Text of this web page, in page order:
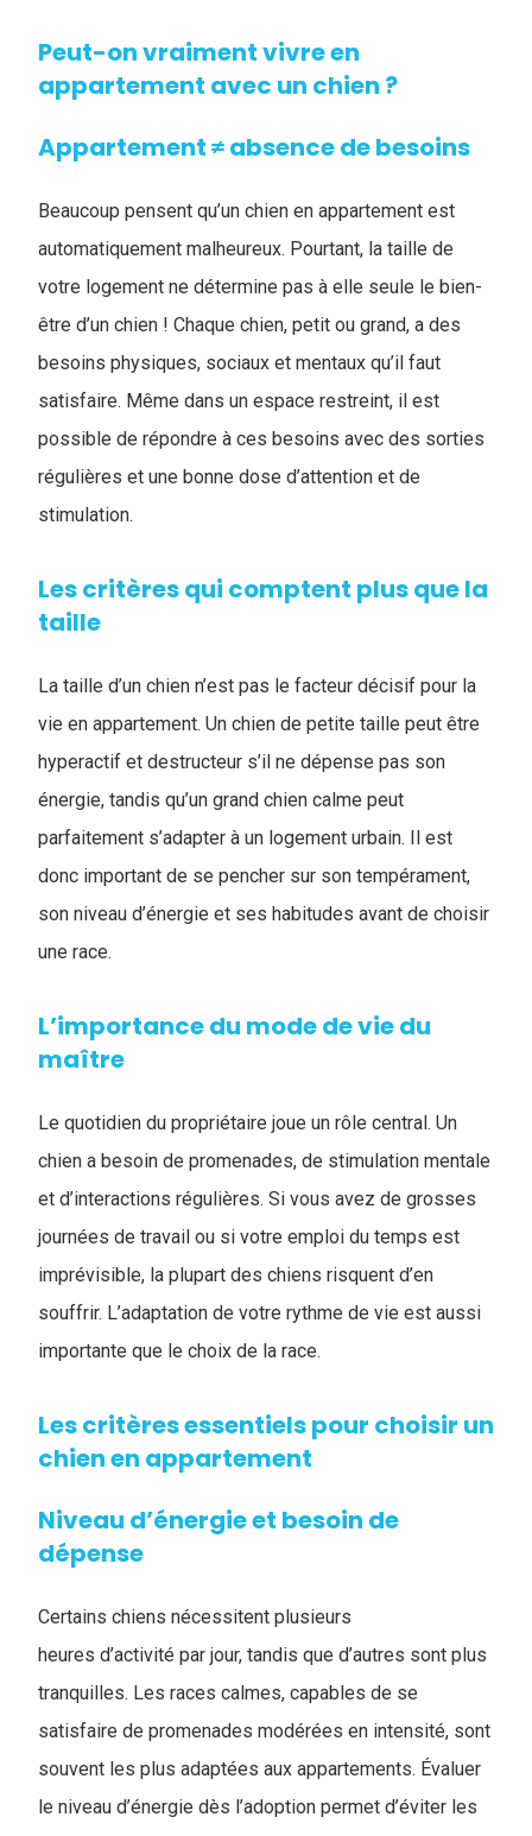
Peut-on vraiment vivre en
appartement avec un chien ?
Appartement ≠ absence de besoins
Beaucoup pensent qu’un chien en appartement est
automatiquement malheureux. Pourtant, la taille de
votre logement ne détermine pas à elle seule le bien-
être d’un chien ! Chaque chien, petit ou grand, a des
besoins physiques, sociaux et mentaux qu’il faut
satisfaire. Même dans un espace restreint, il est
possible de répondre à ces besoins avec des sorties
régulières et une bonne dose d’attention et de
stimulation.
Les critères qui comptent plus que la
taille
La taille d’un chien n’est pas le facteur décisif pour la
vie en appartement. Un chien de petite taille peut être
hyperactif et destructeur s’il ne dépense pas son
énergie, tandis qu’un grand chien calme peut
parfaitement s’adapter à un logement urbain. Il est
donc important de se pencher sur son tempérament,
son niveau d’énergie et ses habitudes avant de choisir
une race.
L’importance du mode de vie du
maître
Le quotidien du propriétaire joue un rôle central. Un
chien a besoin de promenades, de stimulation mentale
et d’interactions régulières. Si vous avez de grosses
journées de travail ou si votre emploi du temps est
imprévisible, la plupart des chiens risquent d’en
souffrir. L’adaptation de votre rythme de vie est aussi
importante que le choix de la race.
Les critères essentiels pour choisir un
chien en appartement
Niveau d’énergie et besoin de
dépense
Certains chiens nécessitent plusieurs
heures d’activité par jour, tandis que d’autres sont plus
tranquilles. Les races calmes, capables de se
satisfaire de promenades modérées en intensité, sont
souvent les plus adaptées aux appartements. Évaluer
le niveau d’énergie dès l’adoption permet d’éviter les